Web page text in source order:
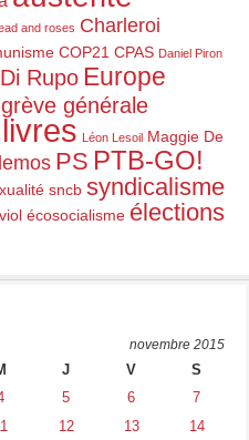
and roses Charleroi
COP21 CPAS Daniel Piron
Rupo Europe
grève générale
livres Léon Lesoil Maggie De
PS PTB-GO!
sncb syndicalisme
viol écosocialisme élections
novembre 2015
J V
S
5 6
7
12 13
14